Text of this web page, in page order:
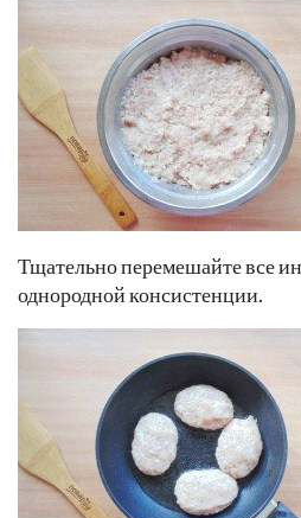
Тщательно перемешайте все
однородной консистенции.